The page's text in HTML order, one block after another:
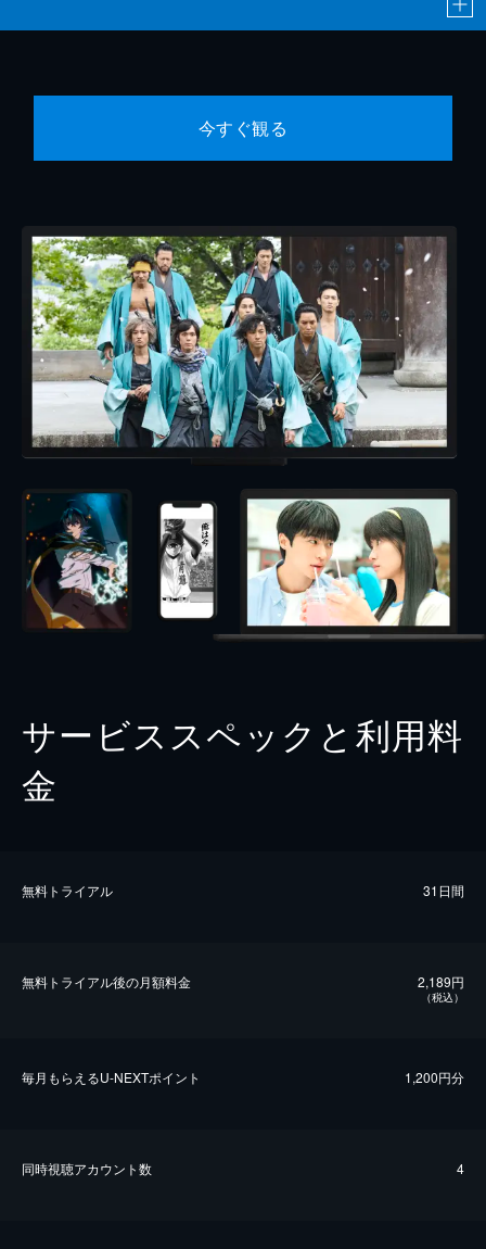
今すぐ観る
サービススペックと利用料
金
無料トライアル 31日間
無料トライアル後の⽉額料金 2,189円
（税込）
毎⽉もらえるU-NEXTポイント 1,200円分
同時視聴アカウント数 4